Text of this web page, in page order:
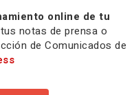
online de tu
notas de prensa o
de Comunicados de